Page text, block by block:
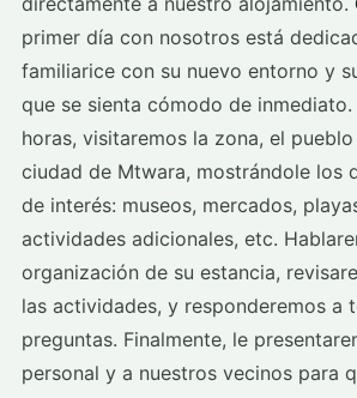
primer día con nosotros está
familiarice con su nuevo entorno y
que se sienta cómodo de inmediato.
horas, visitaremos la zona, el
ciudad de Mtwara, mostrándole los
de interés: museos, mercados,
actividades adicionales, etc.
organización de su estancia,
las actividades, y responderemos a
preguntas. Finalmente, le
personal y a nuestros vecinos para